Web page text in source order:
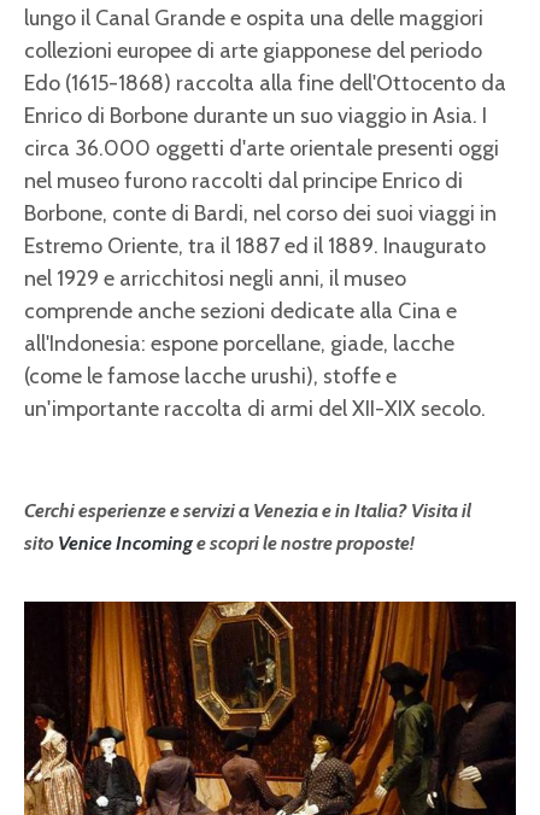
lungo il Canal Grande e ospita una delle maggiori
collezioni europee di arte giapponese del periodo
Edo (1615-1868) raccolta alla fine dell'Ottocento da
Enrico di Borbone durante un suo viaggio in Asia. I
circa 36.000 oggetti d'arte orientale presenti oggi
nel museo furono raccolti dal principe Enrico di
Borbone, conte di Bardi, nel corso dei suoi viaggi in
Estremo Oriente, tra il 1887 ed il 1889. Inaugurato
nel 1929 e arricchitosi negli anni, il museo
comprende anche sezioni dedicate alla Cina e
all'Indonesia: espone porcellane, giade, lacche
(come le famose lacche urushi), stoffe e
un'importante raccolta di armi del XII-XIX secolo.
Cerchi esperienze e servizi a Venezia e in Italia? Visita il
sito Venice Incominge scopri le nostre proposte!